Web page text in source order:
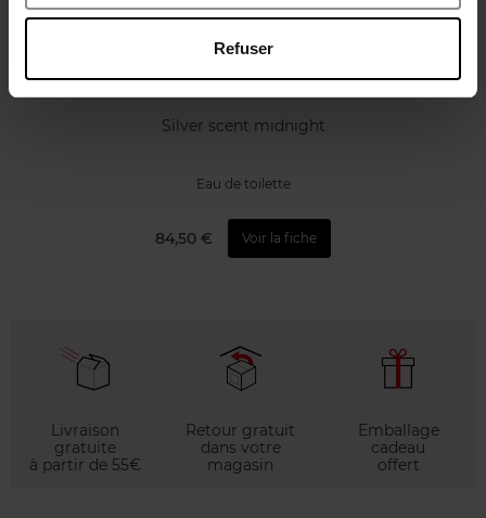
Refuser
JACQUES BOGART
Silver scent midnight
Eau de toilette
84,50 € Voir la fiche
Livraison
gratuite
à partir de 55€
Retour gratuit
dans votre
magasin
Emballage
cadeau
offert